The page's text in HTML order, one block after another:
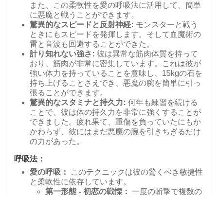
また、この柔軟性を愛の呼吸法に活用して、簡単
に悪魔と戦うことができます。
驚異的なスピードと反射神経: モンスターと戦う
ときにもスピードを発揮します。そして血魔術の
雷と音波も回避することができた。
計り知れない強さ: 彼は異常な筋肉体質を持って
おり、筋肉が非常に密集しています。これは彼が
強い体力を持っていることを意味し、15kgの石を
持ち上げることさえでき、悪魔の腕を簡単に引っ
張ることができます。
驚異的なスタミナと持久力: 何年も練習を続ける
ことで、彼は体の持久力を非常に強くすることが
できました。疲れ果て、重傷を負っていたにもか
かわらず、彼にはまだ悪魔の腕を引きちぎるだけ
の力があった。
呼吸法：
愛の呼吸：
このテクニックは彼の驚くべき敏捷性
と柔軟性に依存しています。
第一形態 - 初恋の戦慄： 一度の斬撃で複数の